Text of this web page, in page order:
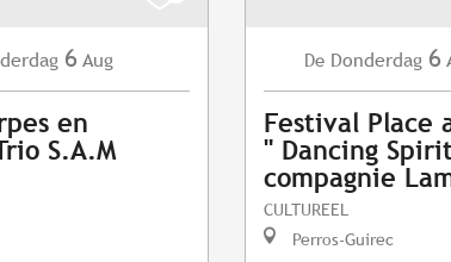
6 Aug
en
S.A.M
De Donderdag 6
Festival Place
" Dancing
compagnie
CULTUREEL
Perros-Guirec